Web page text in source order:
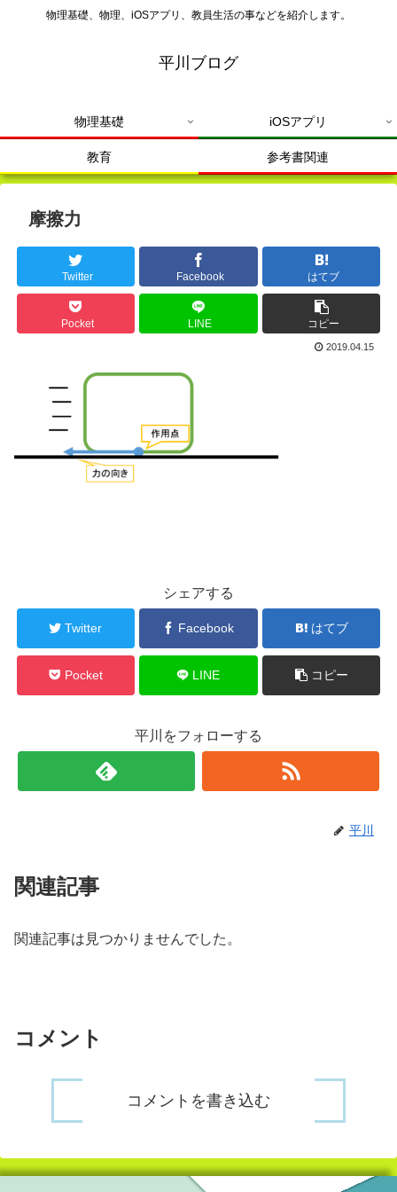
物理基礎、物理、iOSアプリ、教員生活の事などを紹介します。
平川ブログ
物理基礎 iOSアプリ
教育 参考書関連
摩擦力
Twitter Facebook はてブ
Pocket LINE コピー
2019.04.15
シェアする
Twitter Facebook はてブ
Pocket LINE コピー
平川をフォローする
平川
関連記事
関連記事は見つかりませんでした。
コメント
コメントを書き込む